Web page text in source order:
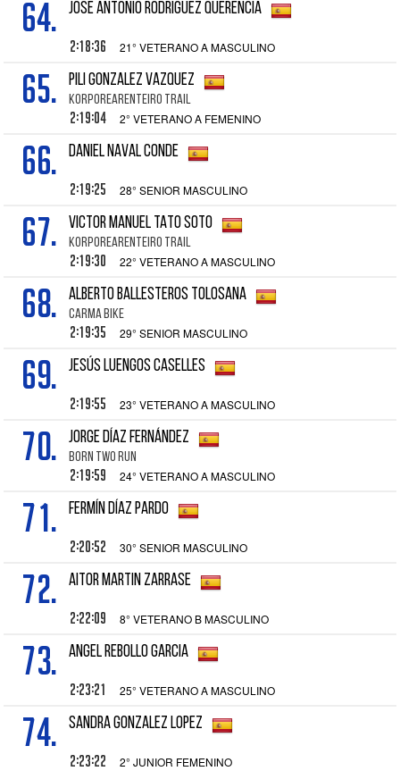
64. JOSE ANTONIO RODRIGUEZ QUERENCIA
2:18:36 21° VETERANO A MASCULINO
65. PILI GONZALEZ VAZQUEZ
KORPOREARENTEIRO TRAIL
2:19:04 2° VETERANO A FEMENINO
66. DANIEL NAVAL CONDE
2:19:25 28° SENIOR MASCULINO
67. VICTOR MANUEL TATO SOTO
KORPOREARENTEIRO TRAIL
2:19:30 22° VETERANO A MASCULINO
68. ALBERTO BALLESTEROS TOLOSANA
CARMA BIKE
2:19:35 29° SENIOR MASCULINO
69. JESÚS LUENGOS CASELLES
2:19:55 23° VETERANO A MASCULINO
70. JORGE DÍAZ FERNÁNDEZ
BORN TWO RUN
2:19:59 24° VETERANO A MASCULINO
71. FERMÍN DÍAZ PARDO
2:20:52 30° SENIOR MASCULINO
72. AITOR MARTIN ZARRASE
2:22:09 8° VETERANO B MASCULINO
73. ANGEL REBOLLO GARCIA
2:23:21 25° VETERANO A MASCULINO
74. SANDRA GONZALEZ LOPEZ
2:23:22 2° JUNIOR FEMENINO